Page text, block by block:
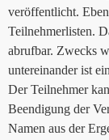
veröffentlicht.
Teilnehmerlisten.
abrufbar. Zwecks
untereinander ist
Der Teilnehmer
Beendigung der
Namen aus der